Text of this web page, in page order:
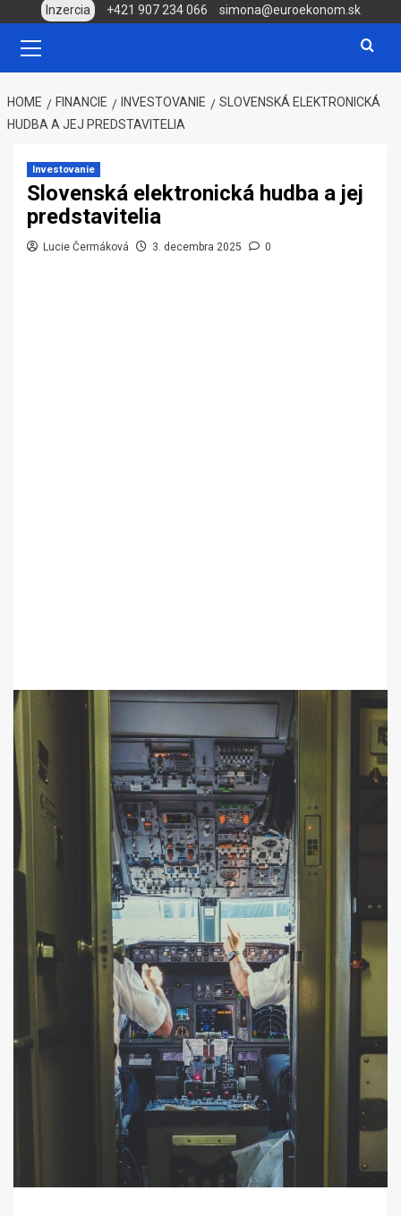
content
Inzercia +421 907 234 066
simona@euroekonom.sk
Menu
HOME FINANCIE INVESTOVANIE
SLOVENSKÁ ELEKTRONICKÁ
HUDBA A JEJ PREDSTAVITELIA
Investovanie
Slovenská elektronická hudba a jej
predstavitelia
Lucie Čermáková 3. decembra 2025 0